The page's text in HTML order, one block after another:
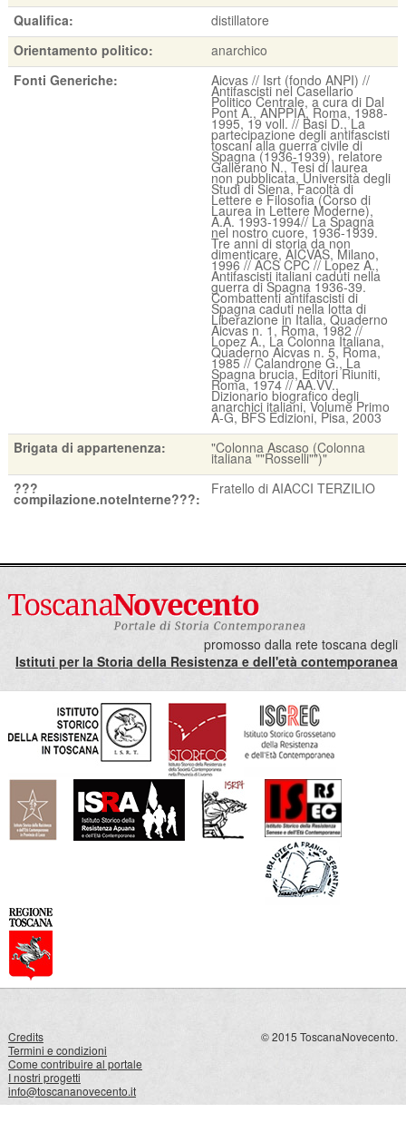
Qualifica:
distillatore
Orientamento politico:
anarchico
Fonti Generiche:
Aicvas // Isrt (fondo ANPI) //
Antifascisti nel Casellario
Politico Centrale, a cura di Dal
Pont A., ANPPIA, Roma, 1988-
1995, 19 voll. // Basi D., La
partecipazione degli antifascisti
toscani alla guerra civile di
Spagna (1936-1939), relatore
Gallerano N., Tesi di laurea
non pubblicata, Università degli
Studi di Siena, Facoltà di
Lettere e Filosofia (Corso di
Laurea in Lettere Moderne),
A.A. 1993-1994// La Spagna
nel nostro cuore, 1936-1939.
Tre anni di storia da non
dimenticare, AICVAS, Milano,
1996 // ACS CPC // Lopez A.,
Antifascisti italiani caduti nella
guerra di Spagna 1936-39.
Combattenti antifascisti di
Spagna caduti nella lotta di
Liberazione in Italia, Quaderno
Aicvas n. 1, Roma, 1982 //
Lopez A., La Colonna Italiana,
Quaderno Aicvas n. 5, Roma,
1985 // Calandrone G., La
Spagna brucia, Editori Riuniti,
Roma, 1974 // AA.VV.,
Dizionario biografico degli
anarchici italiani, Volume Primo
A-G, BFS Edizioni, Pisa, 2003
Brigata di appartenenza:
"Colonna Ascaso (Colonna
italiana ""Rosselli"")"
???
compilazione.noteInterne???:
Fratello di AIACCI TERZILIO
promosso dalla rete toscana degli
Istituti per la Storia della Resistenza e dell'età contemporanea
Credits
Termini e condizioni
Come contribuire al portale
I nostri progetti
info@toscananovecento.it
© 2015 ToscanaNovecento.